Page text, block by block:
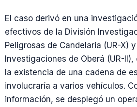
El caso derivó en una
efectivos de la División
Peligrosas de Candelaria (UR-X)
Investigaciones de Oberá (UR-
la existencia de una cadena de
involucraría a varios vehículos.
información, se desplegó un